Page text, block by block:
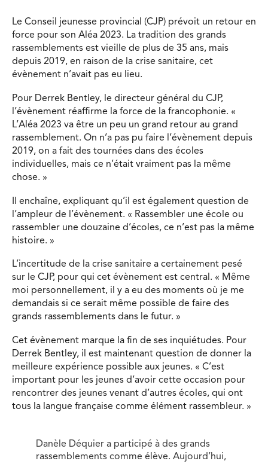
Le Conseil jeunesse provincial (CJP) prévoit un retour en
force pour son Aléa 2023. La tradition des grands
rassemblements est vieille de plus de 35 ans, mais
depuis 2019, en raison de la crise sanitaire, cet
évènement n’avait pas eu lieu.
Pour Derrek Bentley, le directeur général du CJP,
l’évènement réaffirme la force de la francophonie. «
L’Aléa 2023 va être un peu un grand retour au grand
rassemblement. On n’a pas pu faire l’évènement depuis
2019, on a fait des tournées dans des écoles
individuelles, mais ce n’était vraiment pas la même
chose. »
Il enchaîne, expliquant qu’il est également question de
l’ampleur de l’évènement. « Rassembler une école ou
rassembler une douzaine d’écoles, ce n’est pas la même
histoire. »
L’incertitude de la crise sanitaire a certainement pesé
sur le CJP, pour qui cet évènement est central. « Même
moi personnellement, il y a eu des moments où je me
demandais si ce serait même possible de faire des
grands rassemblements dans le futur. »
Cet évènement marque la fin de ses inquiétudes. Pour
Derrek Bentley, il est maintenant question de donner la
meilleure expérience possible aux jeunes. « C’est
important pour les jeunes d’avoir cette occasion pour
rencontrer des jeunes venant d’autres écoles, qui ont
tous la langue française comme élément rassembleur. »
Danèle Déquier a participé à des grands
rassemblements comme élève. Aujourd’hui,